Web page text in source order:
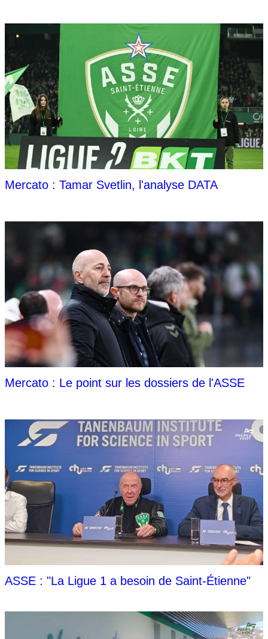
Mercato : Tamar Svetlin, l'analyse DATA
Mercato : Le point sur les dossiers de l'ASSE
ASSE : "La Ligue 1 a besoin de Saint-Étienne"